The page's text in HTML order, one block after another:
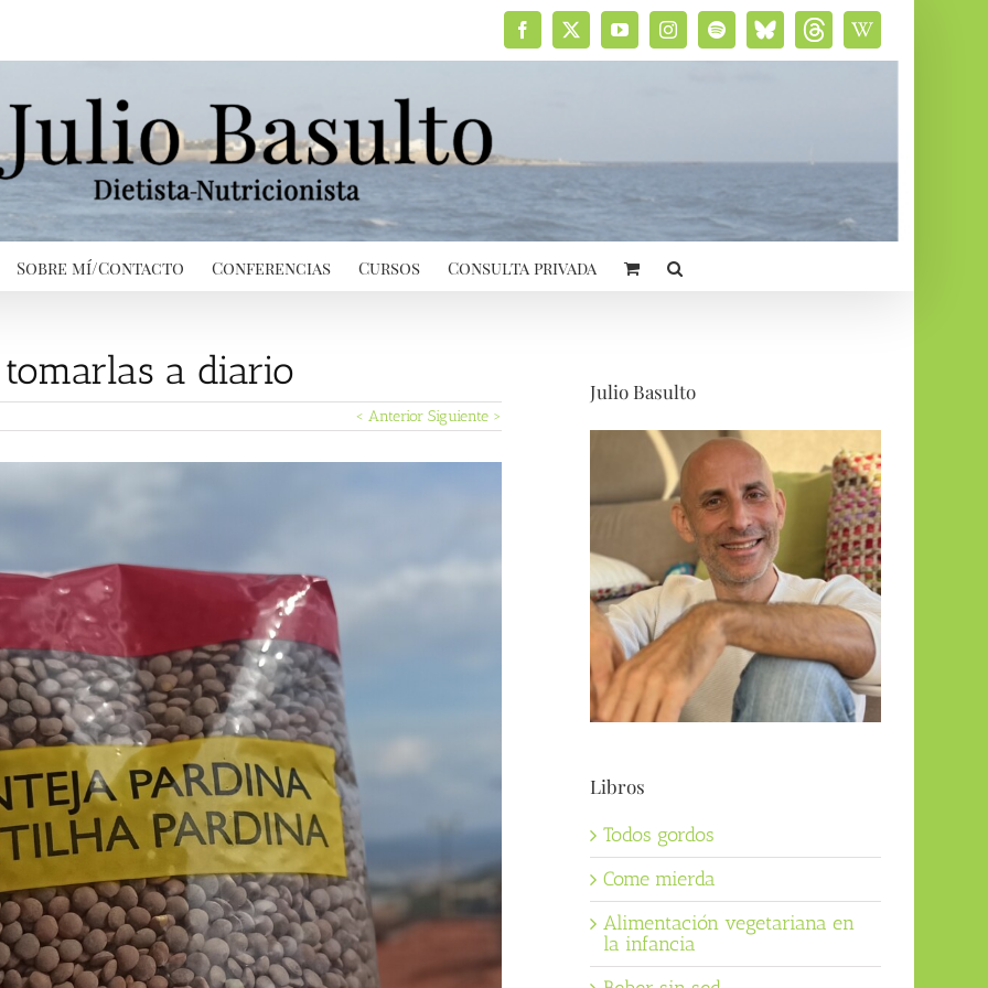
Facebook
X YouTubeInstagramSpotifyBluesky
social
ThreadsWikipedia
Sobre mí/Contacto Conferencias Cursos Consulta privada
a diario
< Anterior Siguiente >
Julio Basulto
Libros
Todos gordos
Come mierda
Alimentación vegetariana en
la infancia